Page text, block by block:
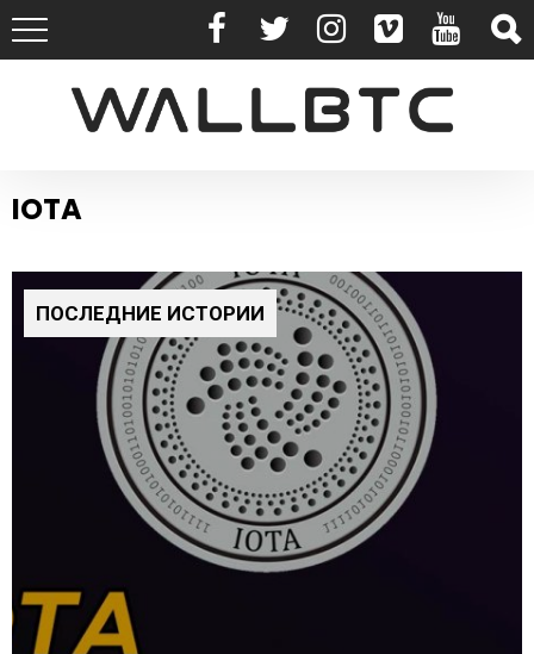
IOTA
ПОСЛЕДНИЕ ИСТОРИИ